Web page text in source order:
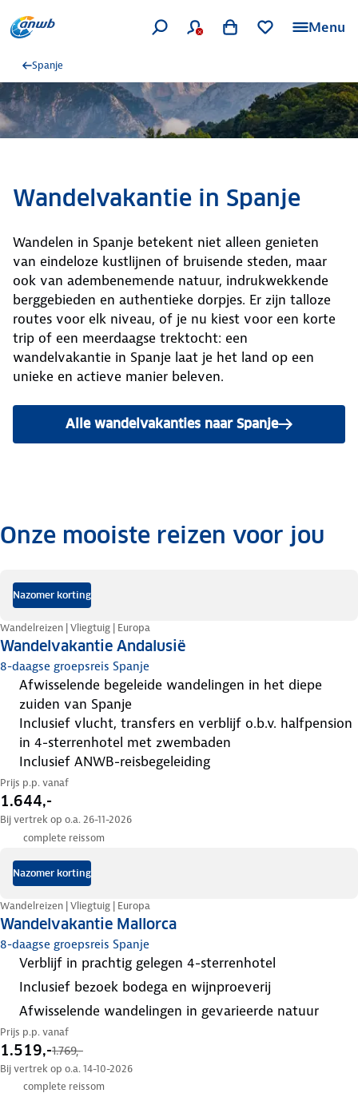
Menu
Spanje
Wandelvakantie in Spanje
Wandelen in Spanje betekent niet alleen genieten
van eindeloze kustlijnen of bruisende steden, maar
ook van adembenemende natuur, indrukwekkende
berggebieden en authentieke dorpjes. Er zijn talloze
routes voor elk niveau, of je nu kiest voor een korte
trip of een meerdaagse trektocht: een
wandelvakantie in Spanje laat je het land op een
unieke en actieve manier beleven.
Alle wandelvakanties naar Spanje
.Onze mooiste reizen voor jou
Nazomer korting
Wandelvakantie Andalusië
Wandelreizen | Vliegtuig | Europa
8-daagse groepsreis Spanje
afwisselende begeleide wandelingen in het diepe
zuiden van Spanje
inclusief vlucht, transfers en verblijf o.b.v. halfpension
in 4-sterrenhotel met zwembaden
inclusief ANWB-reisbegeleiding
Prijs p.p. vanaf
1.644,-
Bij vertrek op o.a. 26-11-2026
complete reissom
Nazomer korting
Wandelvakantie Mallorca
Wandelreizen | Vliegtuig | Europa
8-daagse groepsreis Spanje
verblijf in prachtig gelegen 4-sterrenhotel
inclusief bezoek bodega en wijnproeverij
afwisselende wandelingen in gevarieerde natuur
Prijs p.p. vanaf
1.519,-1.769,-
Bij vertrek op o.a. 14-10-2026
complete reissom